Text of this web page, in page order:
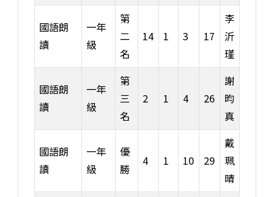
國語朗
讀
一年
級
第
二
名
14 1 3 17
李
沂
瑾
國語朗
讀
一年
級
第
三
名
2 1 4 26
謝
昀
真
國語朗
讀
一年
級
優
勝
4 1 10 29
戴
珮
晴